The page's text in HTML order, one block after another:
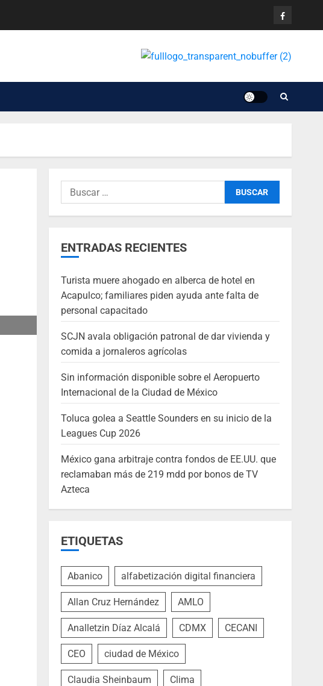
ENTRADAS RECIENTES
Turista muere ahogado en alberca de hotel en
Acapulco; familiares piden ayuda ante falta de
personal capacitado
SCJN avala obligación patronal de dar vivienda y
comida a jornaleros agrícolas
Sin información disponible sobre el Aeropuerto
Internacional de la Ciudad de México
Toluca golea a Seattle Sounders en su inicio de la
Leagues Cup 2026
México gana arbitraje contra fondos de EE.UU. que
reclamaban más de 219 mdd por bonos de TV
Azteca
ETIQUETAS
Abanico alfabetización digital financiera
Allan Cruz Hernández AMLO
Analletzin Díaz Alcalá CDMX CECANI
CEO ciudad de México
Claudia Sheinbaum Clima